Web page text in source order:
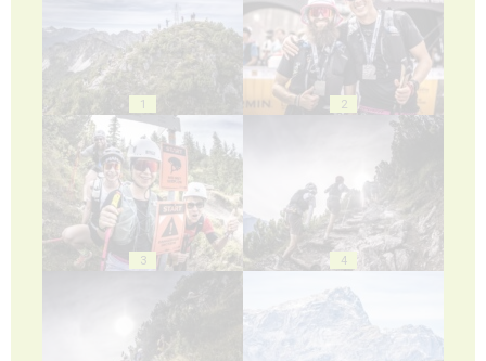
1 2
3 4